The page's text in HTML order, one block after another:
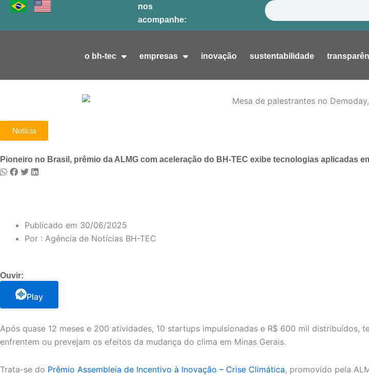
o
nos
acompanhe:
Pesquisar
o bh-tec empresas inovação sustentabilidade
Notícia
Pioneiro no Brasil, prêmio da ALMG com aceleração do BH-TEC exibe tecnologias aplicadas
Publicado em 30/06/2025
Por : Agência de Notícias BH-TEC
Ouvir:
Play
Após quase 12 meses e 200 atividades, 10 startups impulsionadas e R$ 600 mil distribuídos,
enfrentem ou prevejam os efeitos da mudança do clima em Minas Gerais.
Trata-se do Prêmio Assembleia de Incentivo à Inovação – Crise Climática, promovido pela